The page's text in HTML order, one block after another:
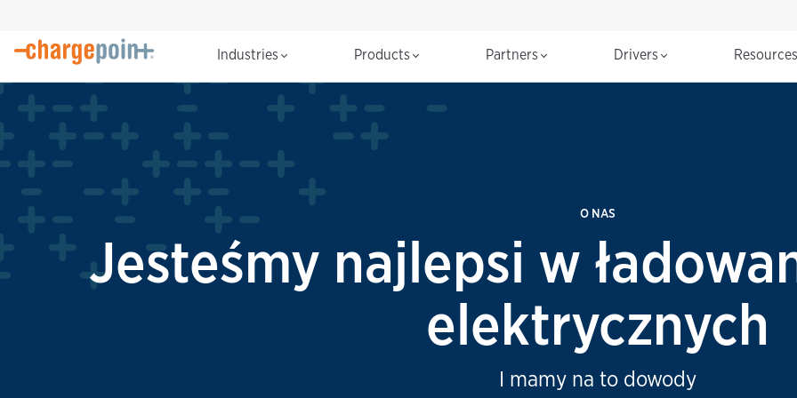
Industries Products Partners Drivers
O NAS
Jesteśmy najlepsi w
elektrycznych
I mamy na to dowody